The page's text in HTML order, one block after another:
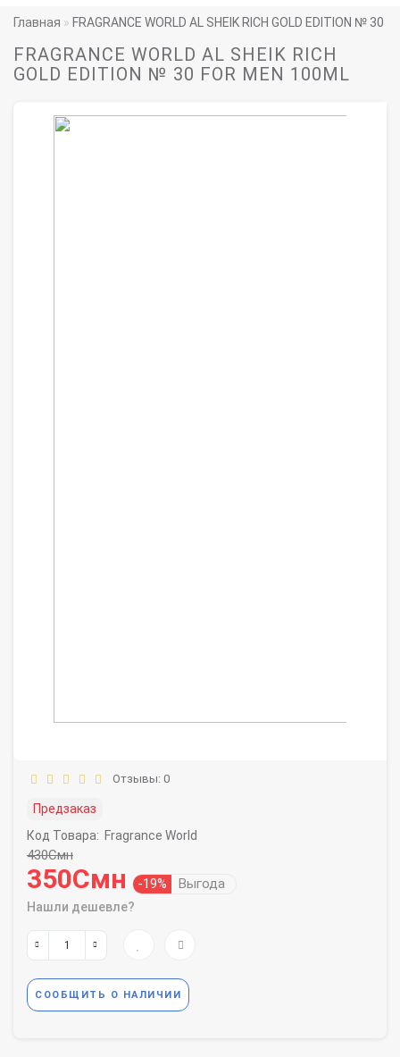
Главная FRAGRANCE WORLD AL SHEIK RICH GOLD EDITION № 30
FRAGRANCE WORLD AL SHEIK RICH
GOLD EDITION № 30 FOR MEN 100ML
Отзывы: 0
Предзаказ
Код Товара: Fragrance World
430Смн
350Смн -19% Выгода
Нашли дешевле?
СООБЩИТЬ О НАЛИЧИИ